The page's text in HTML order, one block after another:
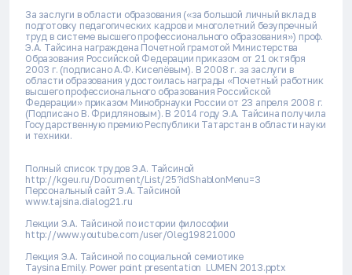
За заслуги в области образования («за большой личный вклад в
подготовку педагогических кадров и многолетний безупречный
труд в системе высшего профессионального образования») проф.
Э.А. Тайсина награждена Почетной грамотой Министерства
Образования Российской Федерации приказом от 21 октября
2003 г. (подписано А.Ф. Киселёвым). В 2008 г. за заслуги в
области образования удостоилась награды «Почетный работник
высшего профессионального образования Российской
Федерации» приказом Минобрнауки России от 23 апреля 2008 г.
(Подписано В. Фридляновым). В 2014 году Э.А. Тайсина получила
Государственную премию Республики Татарстан в области науки
и техники.
Полный список трудов Э.А. Тайсиной
http://kgeu.ru/Document/List/25?idShablonMenu=3
Персональный сайт Э.А. Тайсиной
www.tajsina.dialog21.ru
Лекции Э.А. Тайсиной по истории философии
http://www.youtube.com/user/Oleg19821000
Лекция Э.А. Тайсиной по социальной семиотике
Taysina Emily. Power point presentation LUMEN 2013.pptx